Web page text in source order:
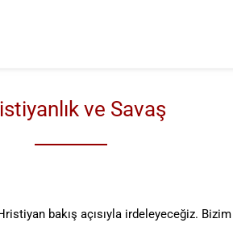
ve Savaş
bakış açısıyla irdeleyeceğiz.